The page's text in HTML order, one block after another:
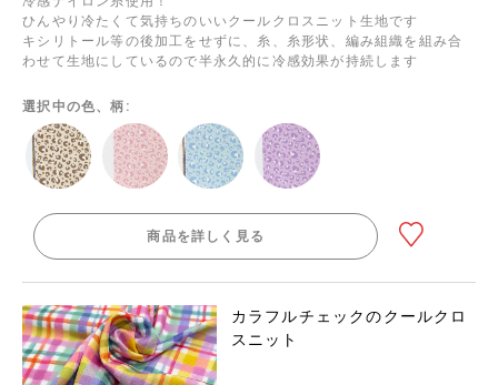
ひんやり冷たくて気持ちのいいクールクロスニット生地です
キシリトール等の後加工をせずに、糸、糸形状、編み組織を組み合
わせて生地にしているので半永久的に冷感効果が持続します
選択中の色、柄:
商品を詳しく見る
カラフルチェックのクールクロ
スニット